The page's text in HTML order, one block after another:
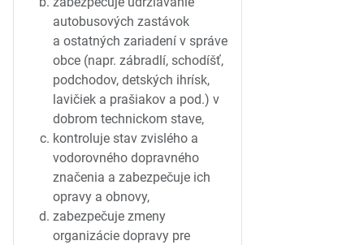
autobusových zastávok
a ostatných zariadení v správe
obce (napr. zábradlí, schodíšť,
podchodov, detských ihrísk,
lavičiek a prašiakov a pod.) v
dobrom technickom stave,
kontroluje stav zvislého a
vodorovného dopravného
značenia a zabezpečuje ich
opravy a obnovy,
zabezpečuje zmeny
organizácie dopravy pre